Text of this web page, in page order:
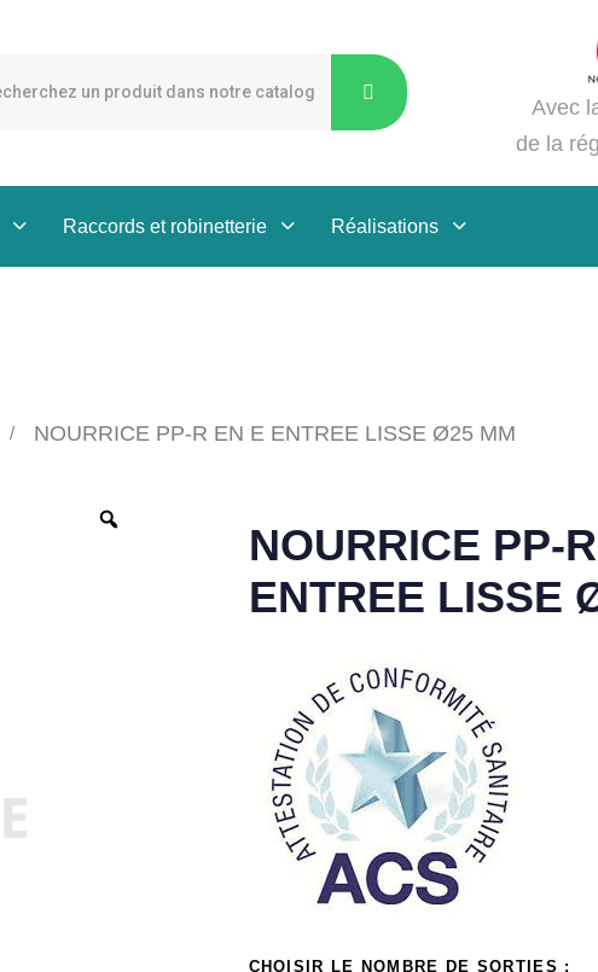
Avec
de la
Raccords et robinetterie Réalisations
NOURRICE PP-R EN E ENTREE LISSE Ø25 MM
NOURRICE PP-
ENTREE LISSE
CHOISIR LE NOMBRE DE SORTIES :